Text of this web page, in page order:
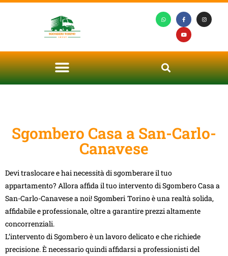
Sgombero Casa a San-Carlo-
Canavese
Devi traslocare e hai necessità di sgomberare il tuo
appartamento? Allora affida il tuo intervento di Sgombero Casa a
San-Carlo-Canavese a noi!Sgomberi Torinoè una realtà solida,
affidabile e professionale, oltre a garantire prezzi altamente
concorrenziali.
L’intervento di Sgombero è un lavoro delicato e che richiede
precisione. È necessario quindi affidarsi a professionisti del